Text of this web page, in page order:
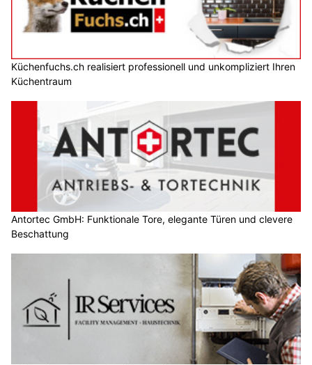
Küchenfuchs.ch realisiert professionell und unkompliziert Ihren
Küchentraum
Antortec GmbH: Funktionale Tore, elegante Türen und clevere
Beschattung